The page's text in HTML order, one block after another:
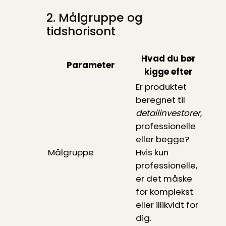
2. Målgruppe og
tidshorisont
Parameter
Hvad du bør
kigge efter
Målgruppe
Er produktet
beregnet til
detailinvestorer,
professionelle
eller begge?
Hvis kun
professionelle,
er det måske
for komplekst
eller illikvidt for
dig.